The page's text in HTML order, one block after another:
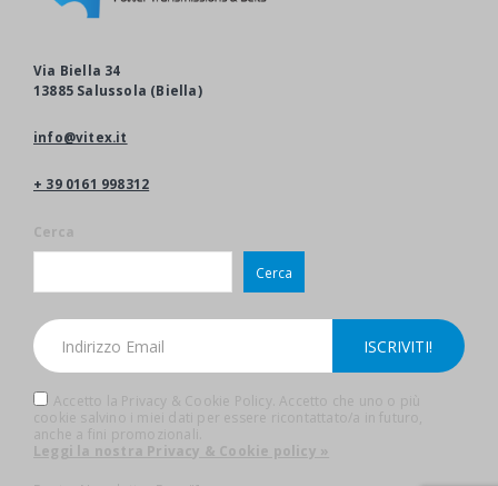
Via Biella 34
13885 Salussola (Biella)
info@vitex.it
+ 39 0161 998312
Cerca
Cerca
Accetto la Privacy & Cookie Policy. Accetto che uno o più
cookie salvino i miei dati per essere ricontattato/a in futuro,
anche a fini promozionali.
Leggi la nostra Privacy & Cookie policy »